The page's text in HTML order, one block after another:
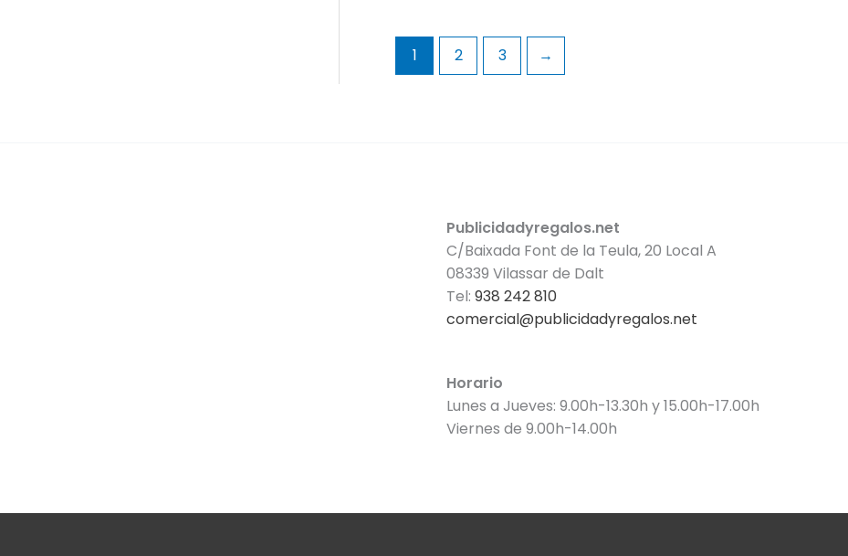
1 2 3 →
Publicidadyregalos.net
C/Baixada Font de la Teula, 20 Local A
08339 Vilassar de Dalt
Tel: 938 242 810
comercial@publicidadyregalos.net
Horario
Lunes a Jueves: 9.00h-13.30h y 15.00h-17.00h
Viernes de 9.00h-14.00h